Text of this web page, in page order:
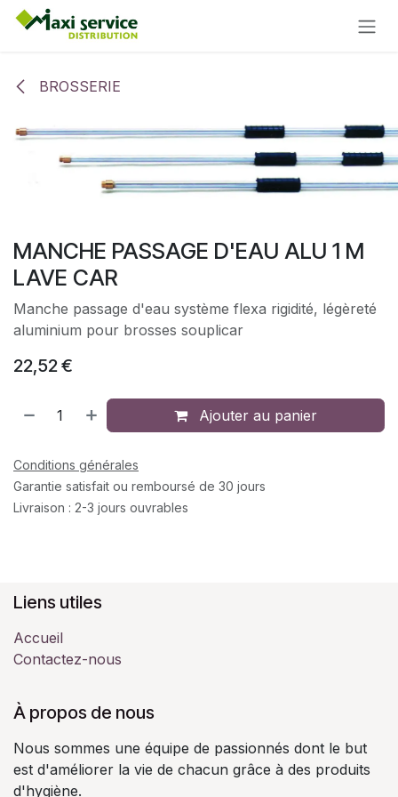
Se rendre au contenu
BROSSERIE
MANCHE PASSAGE D'EAU ALU 1 M
LAVE CAR
Manche passage d'eau système flexa rigidité, légèreté
aluminium pour brosses souplicar
22,52€
Ajouter au panier
Conditions générales
Garantie satisfait ou remboursé de 30 jours
Livraison : 2-3 jours ouvrables
Liens utiles
Accueil
Contactez-nous
À propos de nous
Nous sommes une équipe de passionnés dont le but
est d'améliorer la vie de chacun grâce à des produits
d'hygiène.